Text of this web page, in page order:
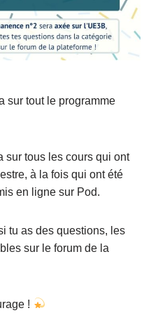
sur tout le programme
sur tous les cours qui ont
à la fois qui ont été
en ligne sur Pod.
tu as des questions, les
sur le forum de la
!